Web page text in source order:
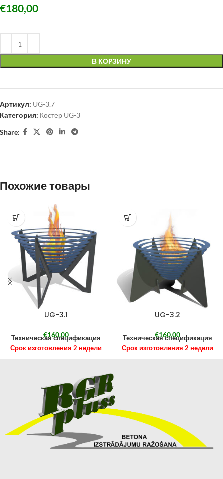
€180,00
В КОРЗИНУ
Артикул: UG-3.7
Категория: Костер UG-3
Share:
Похожие товары
UG-3.1
€160,00
Техническая спецификация
Срок изготовления 2 недели
UG-3.2
€160,00
Техническая спецификация
Срок изготовления 2 недели